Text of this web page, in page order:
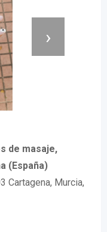
›
de masaje,
(España)
Cartagena, Murcia,